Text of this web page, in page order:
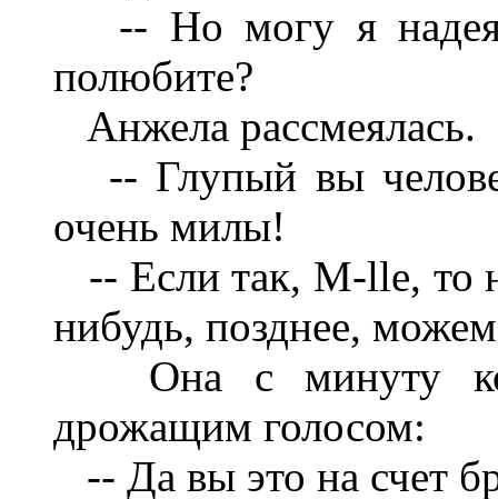
-- Но могу я
полюбите?
Анжела рассмеялась.
-- Глупый вы
очень милы!
-- Если так, M-lle, то
нибудь, позднее,
Она с минуту
дрожащим голосом:
-- Да вы это на счет